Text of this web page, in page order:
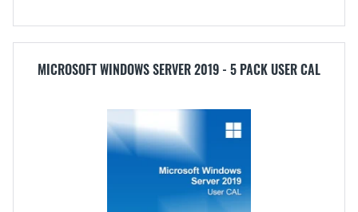
MICROSOFT WINDOWS SERVER 2019 - 5 PACK USER CAL